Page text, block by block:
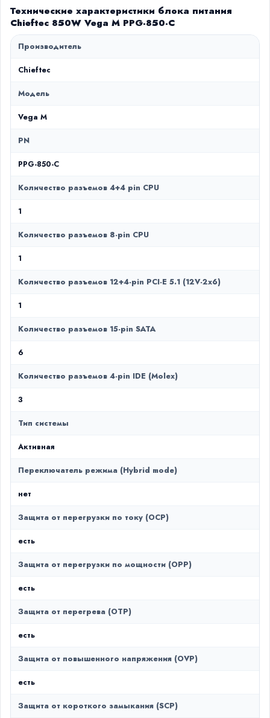
Технические характеристики блока питания
Chieftec 850W Vega M PPG-850-C
Производитель
Chieftec
Модель
Vega M
PN
PPG-850-C
Количество разъемов 4+4 pin CPU
1
Количество разъемов 8-pin CPU
1
Количество разъемов 12+4-pin PCI-E 5.1 (12V-2х6)
1
Количество разъемов 15-pin SATA
6
Количество разъемов 4-pin IDE (Molex)
3
Тип системы
Активная
Переключатель режима (Hybrid mode)
нет
Защита от перегрузки по току (OCP)
есть
Защита от перегрузки по мощности (OPP)
есть
Защита от перегрева (OTP)
есть
Защита от повышенного напряжения (OVP)
есть
Защита от короткого замыкания (SCP)